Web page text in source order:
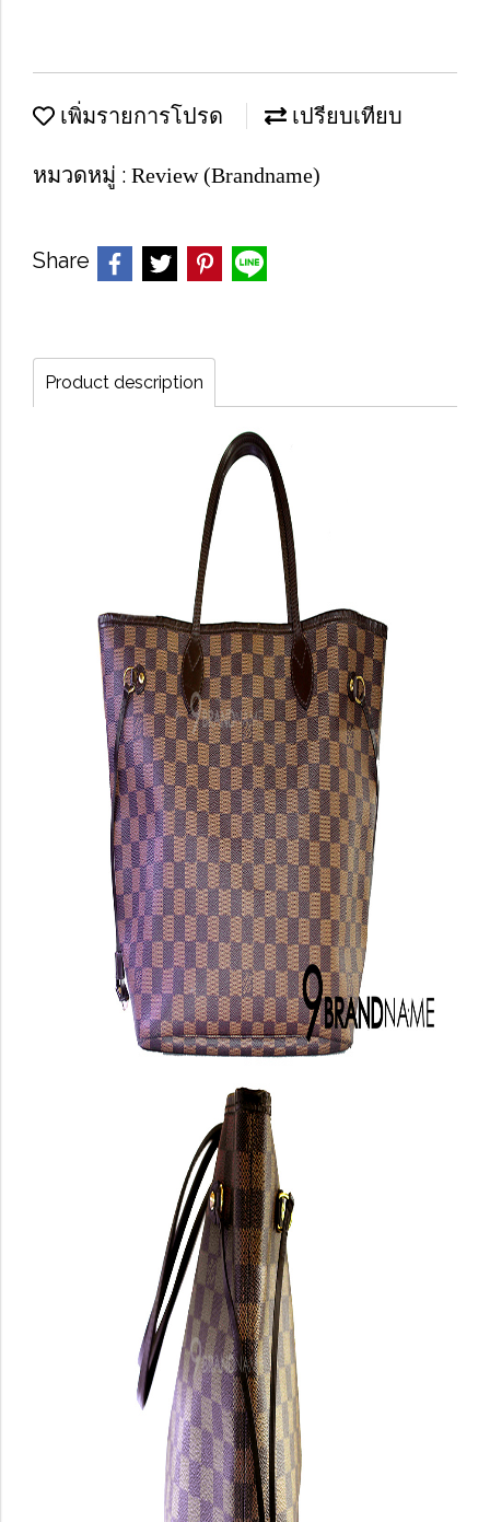
เพิ่มรายการโปรด เปรียบเทียบ
หมวดหมู่ : Review (Brandname)
Share
Product description